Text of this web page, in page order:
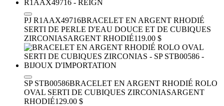
PJ R1AAX49716BRACELET EN ARGENT RHODIÉ
SERTI DE PERLE D'EAU DOUCE ET DE CUBIQUES
ZIRCONIASARGENT RHODIÉ119.00 $
SP STB00586BRACELET EN ARGENT RHODIÉ ROLO
OVAL SERTI DE CUBIQUES ZIRCONIASARGENT
RHODIÉ129.00 $